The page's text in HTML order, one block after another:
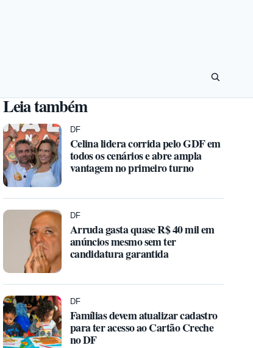
Leia também
DF
Celina lidera corrida pelo GDF em
todos os cenários e abre ampla
vantagem no primeiro turno
DF
Arruda gasta quase R$ 40 mil em
anúncios mesmo sem ter
candidatura garantida
DF
Famílias devem atualizar cadastro
para ter acesso ao Cartão Creche
no DF